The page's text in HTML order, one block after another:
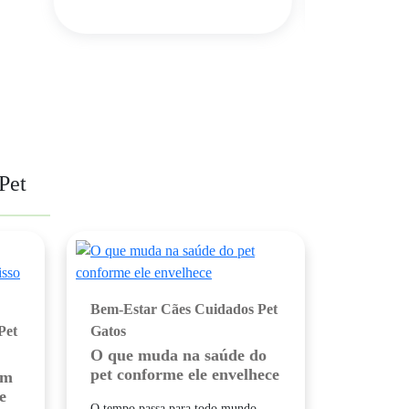
Bem-Estar Cães Cuidados Pet
Gatos
O que muda na saúde do
pet conforme ele envelhece